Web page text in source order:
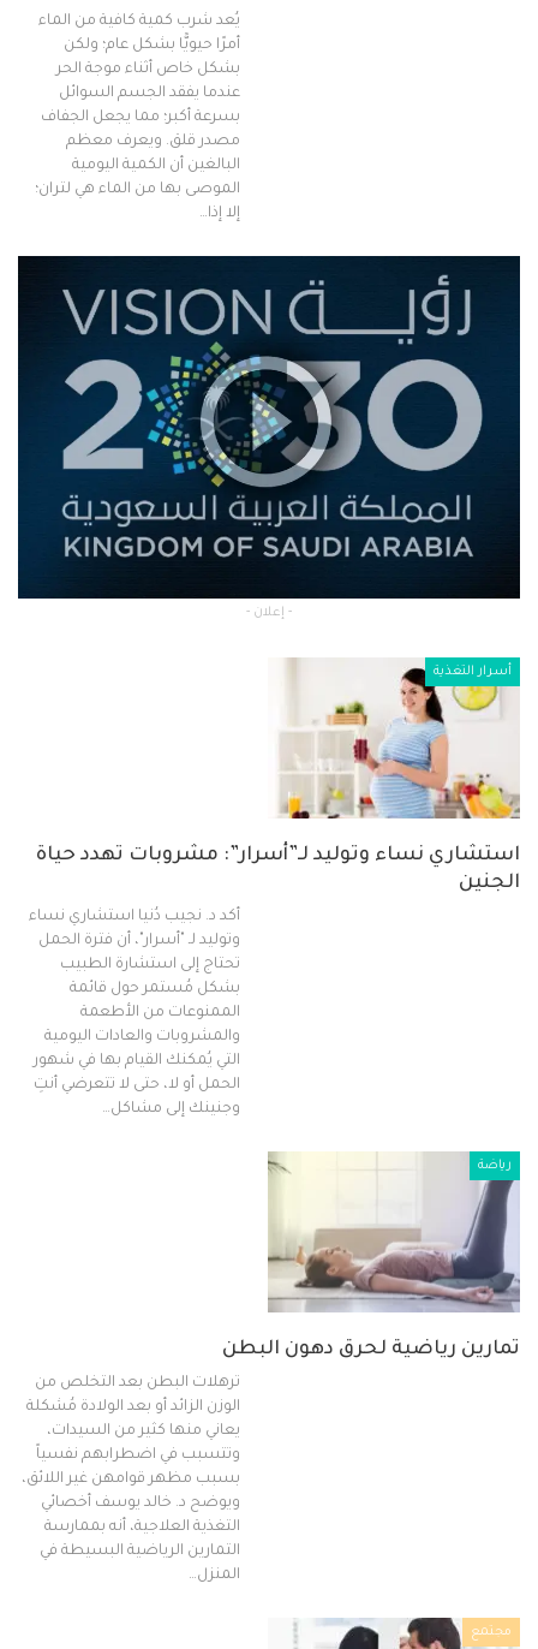
يُعد شرب كمية كافية من الماء
أمرًا حيويًّا بشكل عام؛ ولكن
بشكل خاص أثناء موجة الحر
عندما يفقد الجسم السوائل
بسرعة أكبر؛ مما يجعل الجفاف
مصدر قلق. ويعرف معظم
البالغين أن الكمية اليومية
الموصى بها من الماء هي لتران؛
إلا إذا…
- إعلان -
أسرار التغذية
استشاري نساء وتوليد لـ”أسرار”: مشروبات تهدد حياة
الجنين
أكد د. نجيب دُنيا استشاري نساء
وتوليد لـ "أسرار"، أن فترة الحمل
تحتاج إلى استشارة الطبيب
بشكل مُستمر حول قائمة
الممنوعات من الأطعمة
والمشروبات والعادات اليومية
التي يُمكنك القيام بها في شهور
الحمل أو لا، حتى لا تتعرضي أنتِ
وجنينك إلى مشاكل…
رياضة
تمارين رياضية لحرق دهون البطن
ترهلات البطن بعد التخلص من
الوزن الزائد أو بعد الولادة مُشكلة
يعاني منها كثير من السيدات،
وتتسبب في اضطرابهم نفسياً
بسبب مظهر قوامهن غير اللائق،
ويوضح د. خالد يوسف أخصائي
التغذية العلاجية، أنه بممارسة
التمارين الرياضية البسيطة في
المنزل…
مجتمع